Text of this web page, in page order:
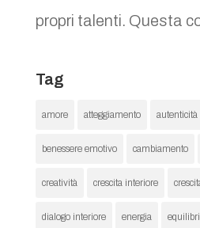
propri talenti. Questa
Tag
amore atteggiamento autenticità
benessere emotivo cambiamento
creatività crescita interiore
dialogo interiore energia